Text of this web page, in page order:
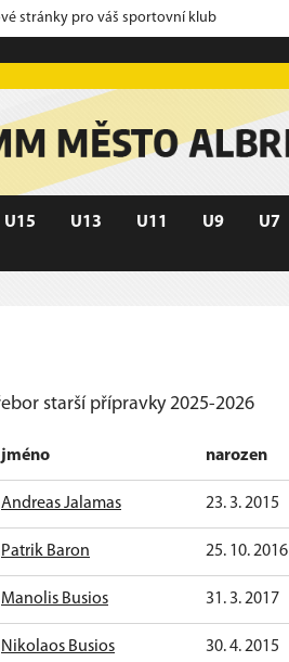
stránky pro váš sportovní klub
U15 U13 U11 U9 U7
starší přípravky 2025-2026
jméno narozen
Andreas Jalamas 23. 3. 2015
Patrik Baron 25. 10. 2016
Manolis Busios 31. 3. 2017
Nikolaos Busios 30. 4. 2015